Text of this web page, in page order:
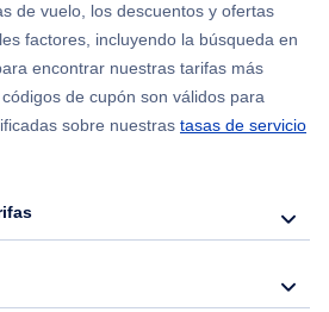
to Seúl
to Barcelona
de vuelo, los descuentos y ofertas
factores, incluyendo la búsqueda en
encontrar nuestras tarifas más
de cupón son válidos para
sobre nuestras tasas de servicio